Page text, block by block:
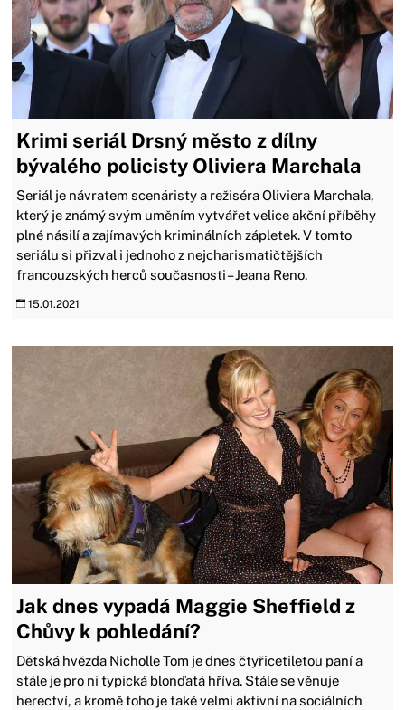
Krimi seriál Drsný město z dílny
bývalého policisty Oliviera Marchala
Seriál je návratem scenáristy a režiséra Oliviera Marchala,
který je známý svým uměním vytvářet velice akční příběhy
plné násilí a zajímavých kriminálních zápletek. V tomto
seriálu si přizval i jednoho z nejcharismatičtějších
francouzských herců současnosti – Jeana Reno.
15.01.2021
Jak dnes vypadá Maggie Sheffield z
Chůvy k pohledání?
Dětská hvězda Nicholle Tom je dnes čtyřicetiletou paní a
stále je pro ni typická blonďatá hříva. Stále se věnuje
herectví, a kromě toho je také velmi aktivní na sociálních